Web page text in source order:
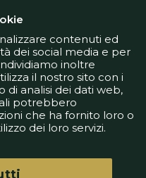
contenuti ed
dei social media e per
inoltre
il nostro sito con i
di analisi dei dati web,
potrebbero
che ha fornito loro o
dei loro servizi.